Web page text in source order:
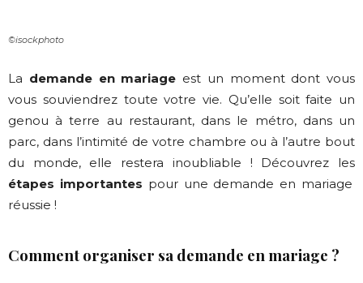
©isockphoto
La demande en mariage est un moment dont vous
vous souviendrez toute votre vie. Qu’elle soit faite un
genou à terre au restaurant, dans le métro, dans un
parc, dans l’intimité de votre chambre ou à l’autre bout
du monde, elle restera inoubliable ! Découvrez les
étapes importantes pour une demande en mariage
réussie !
Comment organiser sa demande en mariage ?